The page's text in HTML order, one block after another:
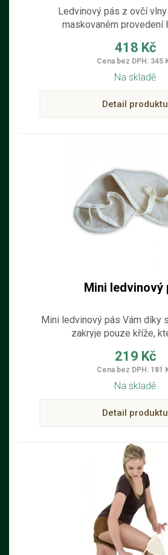
Ledvinový pás z ovčí vlny
maskovaném provedení
418 Kč
Cena bez DPH: 345
Na skladě
Detail produktu
Mini ledvinový
Mini ledvinový pás Vám díky
zakryje pouze kříže,
pod oblečením a také nevadí
při práci. Výborný je i
219 Kč
Cena bez DPH: 181
Na skladě
Detail produktu